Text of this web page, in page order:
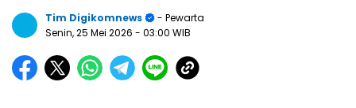
Tim Digikomnews
- Pewarta
Senin, 25 Mei 2026 - 03:00 WIB